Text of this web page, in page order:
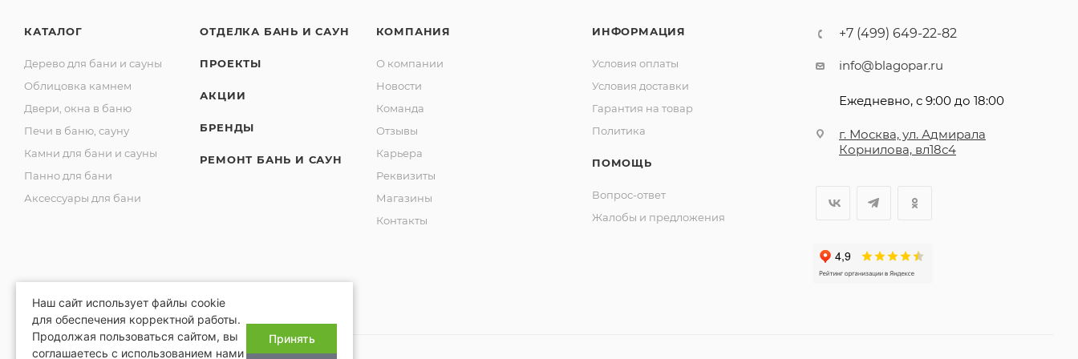
КАТАЛОГ
Дерево для бани и сауны
Облицовка камнем
Двери, окна в баню
Печи в баню, сауну
Камни для бани и сауны
Панно для бани
Аксессуары для бани
ОТДЕЛКА БАНЬ И САУН
ПРОЕКТЫ
АКЦИИ
БРЕНДЫ
РЕМОНТ БАНЬ И САУН
КОМПАНИЯ
О компании
Новости
Команда
Отзывы
Карьера
Реквизиты
Магазины
Контакты
ИНФОРМАЦИЯ
Условия оплаты
Условия доставки
Гарантия на товар
Политика
ПОМОЩЬ
Вопрос-ответ
Жалобы и предложения
+7 (499) 649-22-82
info@blagopar.ru
Ежедневно, с 9:00 до 18:00
г. Москва, ул. Адмирала
Корнилова, вл18с4
Наш сайт использует файлы cookie
для обеспечения корректной работы.
Продолжая пользоваться сайтом, вы
соглашаетесь с использованием нами
Принять